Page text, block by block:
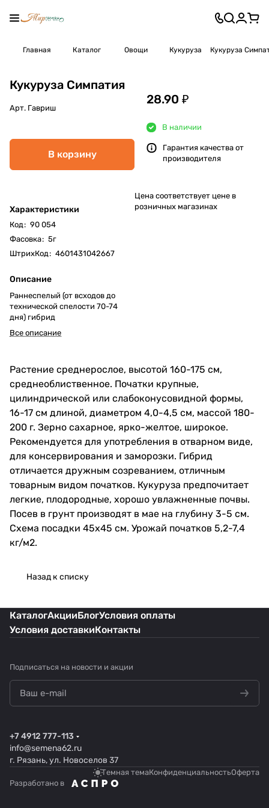
Главная Каталог Овощи Кукуруза Кукуруза
Кукуруза Симпатия
Арт. Гавриш
В корзину
Характеристики
Код: 90 054
Фасовка: 5г
ШтрихКод: 4601431042667
Описание
Раннеспелый (от всходов до
технической спелости 70-74
дня) гибрид
Все описание
28.90 ₽
В наличии
Гарантия качества от
производителя
Цена соответствует цене в
розничных магазинах
Растение среднерослое, высотой 160-175 см,
среднеоблиственное. Початки крупные,
цилиндрической или слабоконусовидной формы,
16-17 см длиной, диаметром 4,0-4,5 см, массой 180-
200 г. Зерно сахарное, ярко-желтое, широкое.
Рекомендуется для употребления в отварном виде,
для консервирования и заморозки. Гибрид
отличается дружным созреванием, отличным
товарным видом початков. Кукуруза предпочитает
легкие, плодородные, хорошо увлажненные почвы.
Посев в грунт производят в мае на глубину 3-5 см.
Схема посадки 45х45 см. Урожай початков 5,2-7,4
кг/м2.
Назад к списку
КаталогАкцииБлогУсловия оплаты
Условия доставкиКонтакты
Подписаться на новости и акции
+7 4912 777-113
info@semena62.ru
г. Рязань, ул. Новоселов 37
Темная темаКонфиденциальностьОферта
Разработано в